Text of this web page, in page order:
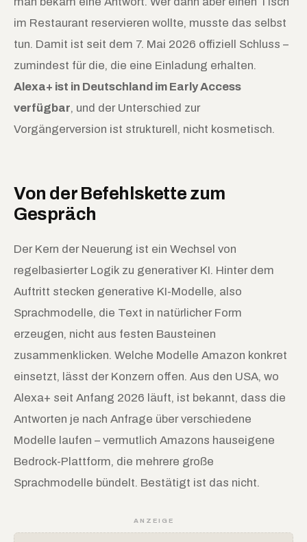
im Restaurant reservieren wollte, musste das selbst
tun. Damit ist seit dem 7. Mai 2026 offiziell Schluss –
zumindest für die, die eine Einladung erhalten.
Alexa+ ist in Deutschland im Early Access
verfügbar, und der Unterschied zur
Vorgängerversion ist strukturell, nicht kosmetisch.
Von der Befehlskette zum
Gespräch
Der Kern der Neuerung ist ein Wechsel von
regelbasierter Logik zu generativer KI. Hinter dem
Auftritt stecken generative KI-Modelle, also
Sprachmodelle, die Text in natürlicher Form
erzeugen, nicht aus festen Bausteinen
zusammenklicken. Welche Modelle Amazon konkret
einsetzt, lässt der Konzern offen. Aus den USA, wo
Alexa+ seit Anfang 2026 läuft, ist bekannt, dass die
Antworten je nach Anfrage über verschiedene
Modelle laufen – vermutlich Amazons hauseigene
Bedrock-Plattform, die mehrere große
Sprachmodelle bündelt. Bestätigt ist das nicht.
ANZEIGE